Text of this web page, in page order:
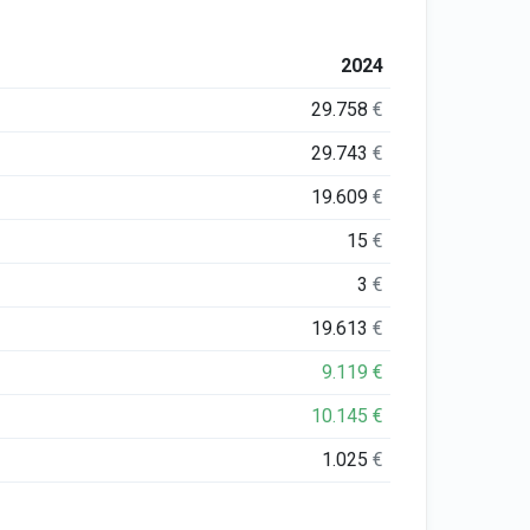
2024
29.758€
29.743€
19.609€
15€
3€
19.613€
9.119€
10.145€
1.025€